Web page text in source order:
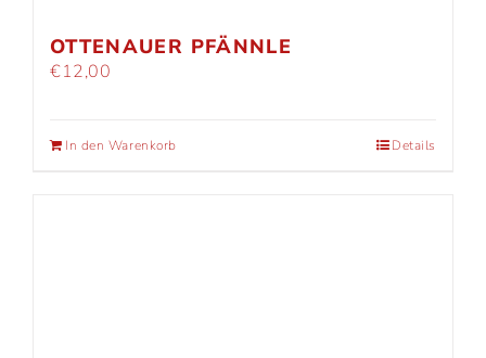
OTTENAUER PFÄNNLE
€12,00
In den Warenkorb Details